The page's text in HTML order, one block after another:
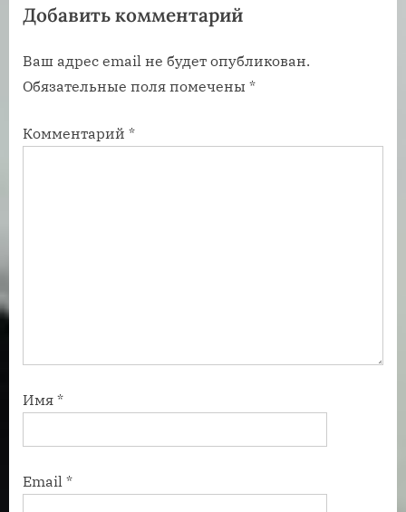
з
п
и
ь
з
п
и
Добавить комментарий
Ваш адрес email не будет опубликован.
Обязательные поля помечены *
Комментарий *
Имя *
Email *